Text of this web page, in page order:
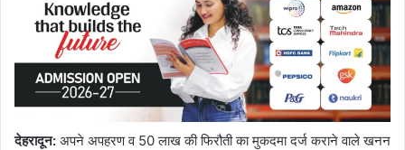
देहरादून: अपने अपहरण व 50 लाख की फिरौती का मुकदमा दर्ज कराने वाले खनन